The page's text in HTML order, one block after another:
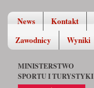
News Kontakt
Zawodnicy
Wyniki
MINISTERSTWO
SPORTU I TURYSTYKI